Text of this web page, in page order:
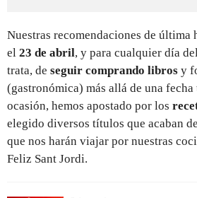
Nuestras recomendaciones de última
el 23 de abril, y para cualquier día
trata, de seguir comprando libros y
(gastronómica) más allá de una fecha
ocasión, hemos apostado por los
elegido diversos títulos que acaban
que nos harán viajar por nuestras
Feliz Sant Jordi.